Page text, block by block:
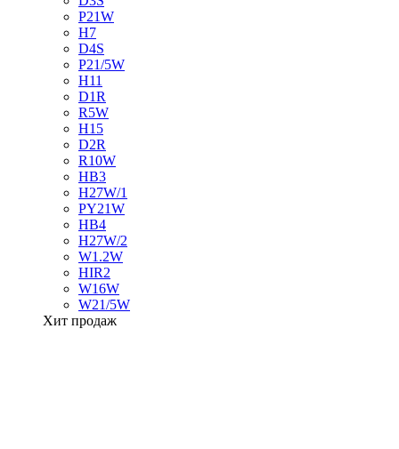
P21W
H7
D4S
P21/5W
H11
D1R
R5W
H15
D2R
R10W
HB3
H27W/1
PY21W
HB4
H27W/2
W1.2W
HIR2
W16W
W21/5W
Хит продаж